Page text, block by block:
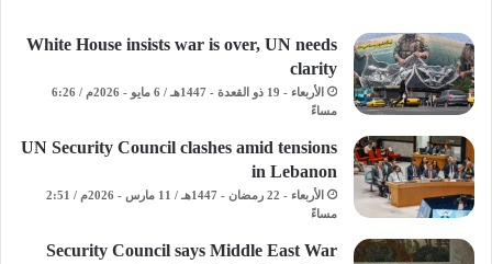
White House insists war is over, UN needs
clarity
الأربعاء - 19 ذو القعدة - 1447هـ / 6 مايو - 2026م / 6:26
مساءً
UN Security Council clashes amid tensions
in Lebanon
الأربعاء - 22 رمضان - 1447هـ / 11 مارس - 2026م / 2:51
مساءً
Security Council says Middle East War